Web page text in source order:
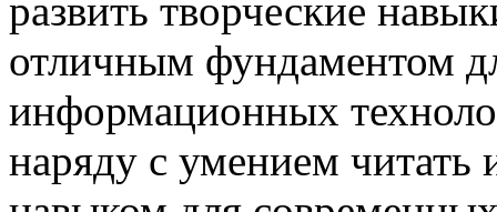
развить творческие
отличным фундаментом
информационных
наряду с умением читать